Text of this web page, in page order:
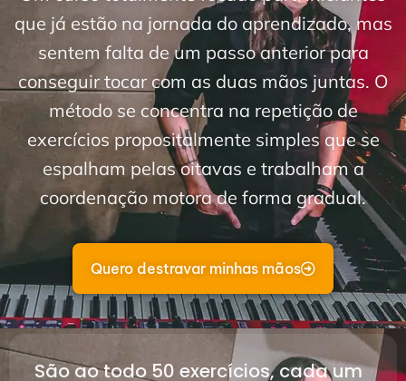
que já estão na jornada do aprendizado, mas
sentem falta de um passo anterior para
conseguir tocar com as duas mãos juntas. O
método se concentra na repetição de
exercícios propositalmente simples que se
espalham pelas oitavas e trabalham a
coordenação motora de forma gradual.
Quero destravar minhas mãos
São ao todo 50 exercícios, cada um